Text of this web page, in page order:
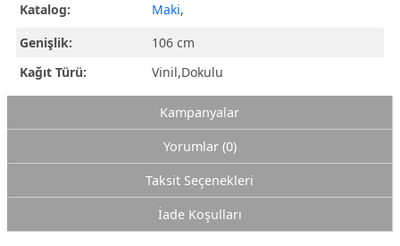
Katalog:
Maki,
Genişlik:
106 cm
Kağıt Türü:
Vinil,Dokulu
Kampanyalar
Yorumlar (0)
Taksit Seçenekleri
İade Koşulları